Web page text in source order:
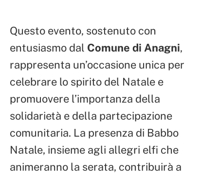
Questo evento, sostenuto con
entusiasmo dal Comune di Anagni,
rappresenta un’occasione unica per
celebrare lo spirito del Natale e
promuovere l’importanza della
solidarietà e della partecipazione
comunitaria. La presenza di Babbo
Natale, insieme agli allegri elfi che
animeranno la serata, contribuirà a